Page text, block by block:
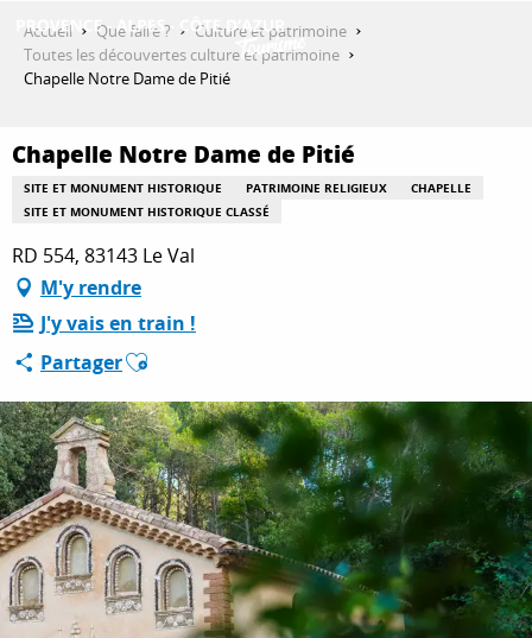
contenu
QUE FAIRE ?
SÉJOURNER
ESPACE PRO
Accueil Que faire ?
Culture et patrimoine
Toutes les découvertes culture et patrimoine
Chapelle Notre Dame de Pitié
Chapelle Notre Dame de Pitié
SITE ET MONUMENT HISTORIQUE PATRIMOINE RELIGIEUX
CHAPELLE
SITE ET MONUMENT HISTORIQUE CLASSÉ
RD 554, 83143 Le Val
M'y rendre
J'y vais en train !
PartagerAjouter aux favoris